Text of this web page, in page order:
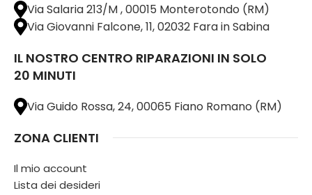
Via Salaria 213/M , 00015 Monterotondo (RM)
Via Giovanni Falcone, 11, 02032 Fara in Sabina
IL NOSTRO CENTRO RIPARAZIONI IN SOLO
20 MINUTI
Via Guido Rossa, 24, 00065 Fiano Romano (RM)
ZONA CLIENTI
Il mio account
Lista dei desideri